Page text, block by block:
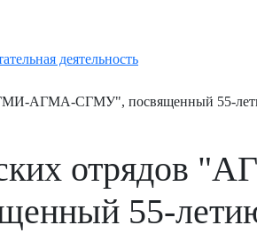
деятельность
АГМА-СГМУ", посвященный 55-
отрядов
55-